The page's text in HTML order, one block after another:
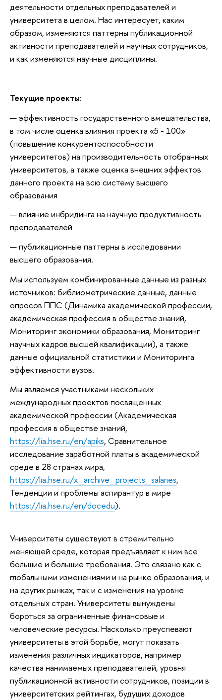
деятельности отдельных преподавателей и
университета в целом. Нас интересует, каким
образом, изменяются паттерны публикационной
активности преподавателей и научных сотрудников,
и как изменяются научные дисциплины.
Текущие проекты:
эффективность государственного вмешательства,
в том числе оценка влияния проекта «5 - 100»
(повышение конкурентоспособности
университетов) на производительность отобранных
университетов, а также оценка внешних эффектов
данного проекта на всю систему высшего
образования
влияние инбридинга на научную продуктивность
преподавателей
публикационные паттерны в исследовании
высшего образования.
Мы используем комбинированные данные из разных
источников: библиометрические данные, данные
опросов ППС (Динамика академической профессии,
академическая профессия в обществе знаний,
Мониторинг экономики образования, Мониторинг
научных кадров высшей квалификации), а также
данные официальной статистики и Мониторинга
эффективности вузов.
Мы являемся участниками нескольких
международных проектов посвященных
академической профессии (Академическая
профессия в обществе знаний,
https://lia.hse.ru/en/apiks, Сравнительное
исследование заработной платы в академической
среде в 28 странах мира,
https://lia.hse.ru/x_archive_projects_salaries,
Тенденции и проблемы аспирантур в мире
https://lia.hse.ru/en/docedu).
Университеты существуют в стремительно
меняющей среде, которая предъявляет к ним все
большие и большие требования. Это связано как с
глобальными изменениями и на рынке образования, и
на других рынках, так и с изменения на уровне
отдельных стран. Университеты вынуждены
бороться за ограниченные финансовые и
человеческие ресурсы. Насколько преуспевают
университеты в этой борьбе, могут показать
изменения различных индикаторов, например
качества нанимаемых преподавателей, уровня
публикационной активности сотрудников, позиции в
университетских рейтингах, будущих доходов